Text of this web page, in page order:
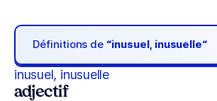
Définitions de “inusuel, inusuelle“
inusuel, inusuelle
adjectif